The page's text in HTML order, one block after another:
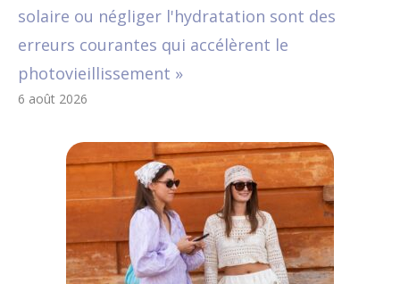
solaire ou négliger l'hydratation sont des
erreurs courantes qui accélèrent le
photovieillissement »
6 août 2026